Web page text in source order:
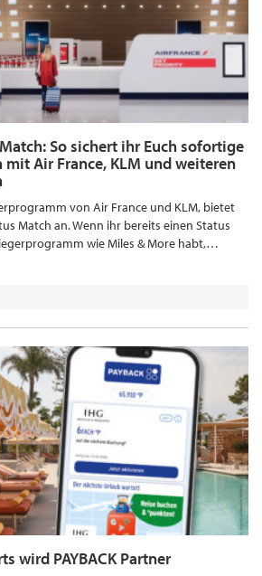
So sichert ihr Euch sofortige
Air France, KLM und weiteren
von Air France und KLM, bietet
Match an. Wenn ihr bereits einen Status
wie Miles & More habt,…
wird PAYBACK Partner